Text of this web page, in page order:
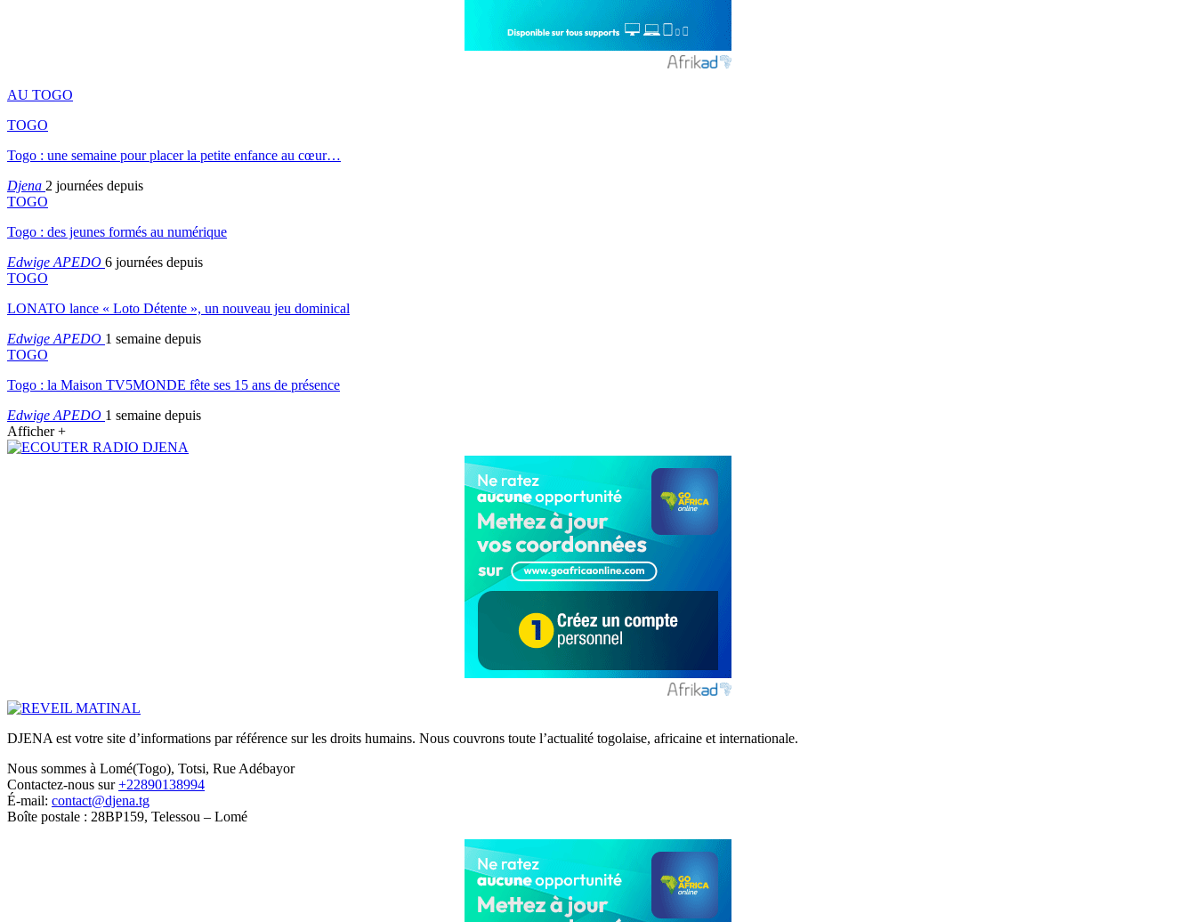
AU TOGO
TOGO
Togo : une semaine pour placer la petite enfance au cœur…
Djena 2 journées depuis
TOGO
Togo : des jeunes formés au numérique
Edwige APEDO 6 journées depuis
TOGO
LONATO lance « Loto Détente », un nouveau jeu dominical
Edwige APEDO 1 semaine depuis
TOGO
Togo : la Maison TV5MONDE fête ses 15 ans de présence
Edwige APEDO 1 semaine depuis
Afficher +
DJENA est votre site d’informations par référence sur les droits humains. Nous couvrons toute l’actualité togolaise, africaine et internationale.
Nous sommes à Lomé(Togo), Totsi, Rue Adébayor
Contactez-nous sur+22890138994
É-mail: contact@djena.tg
Boîte postale : 28BP159, Telessou – Lomé